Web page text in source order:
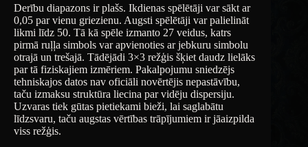
Derību diapazons ir plašs. Ikdienas spēlētāji var sākt ar
0,05 par vienu griezienu. Augsti spēlētāji var palielināt
likmi līdz 50. Tā kā spēle izmanto 27 veidus, katrs
pirmā ruļļa simbols var apvienoties ar jebkuru simbolu
otrajā un trešajā. Tādējādi 3×3 režģis šķiet daudz lielāks
par tā fiziskajiem izmēriem. Pakalpojumu sniedzējs
tehniskajos datos nav oficiāli novērtējis nepastāvību,
taču izmaksu struktūra liecina par vidēju dispersiju.
Uzvaras tiek gūtas pietiekami bieži, lai saglabātu
līdzsvaru, taču augstas vērtības trāpījumiem ir jāaizpilda
viss režģis.